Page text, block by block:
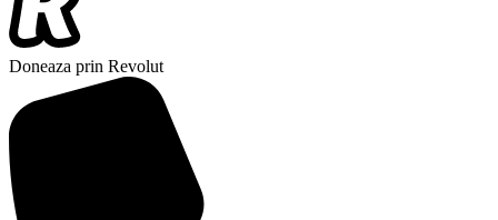
Doneaza prin Revolut